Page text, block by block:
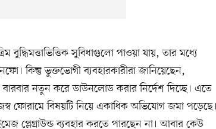
বুদ্ধিমত্তাভিত্তিক সুবিধাগুলো পাওয়া যায়, তার মধ্যে
কিন্তু ভুক্তভোগী ব্যবহারকারীরা জানিয়েছেন,
নতুন করে ডাউনলোড করার নির্দেশ দিচ্ছে। এতে
ফোরামে বিষয়টি নিয়ে একাধিক অভিযোগ জমা পড়েছে।
প্লেগ্রাউন্ড ব্যবহার করতে পারছেন না। আবার কেউ